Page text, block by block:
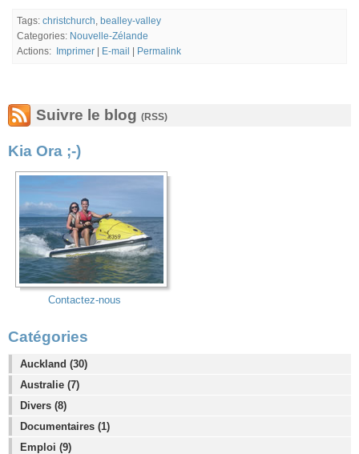
Suivre le blog (RSS)
Kia Ora ;-)
Contactez-nous
Catégories
Auckland (30)
Australie (7)
Divers (8)
Documentaires (1)
Emploi (9)
Tags: christchurch
bealley-valley
Categories: Nouvelle-Zélande
Actions:
Imprimer E-mail Permalink